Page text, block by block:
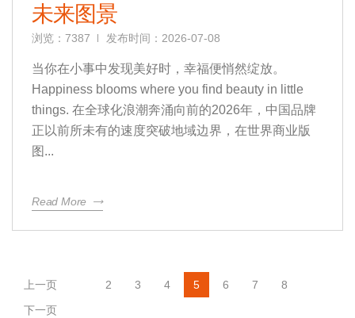
未来图景
浏览：7387 发布时间：2026-07-08
当你在小事中发现美好时，幸福便悄然绽放。
Happiness blooms where you find beauty in little
things. 在全球化浪潮奔涌向前的2026年，中国品牌
正以前所未有的速度突破地域边界，在世界商业版
图...
Read More
上一页 2 3 4 5 6 7
8
下一页